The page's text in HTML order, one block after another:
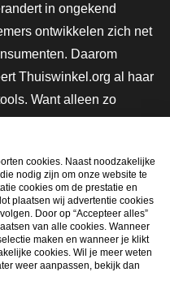
in ongekend
ontwikkelen zich net
Daarom
Thuiswinkel.org al haar
Want alleen zo
ook mee en maak
cookies. Naast noodzakelijke
nodig zijn om onze website te
cookies om de prestatie en
plaatsen wij advertentie cookies
Door op “Accepteer alles”
van alle cookies. Wanneer
maken en wanneer je klikt
cookies. Wil je meer weten
weer aanpassen, bekijk dan